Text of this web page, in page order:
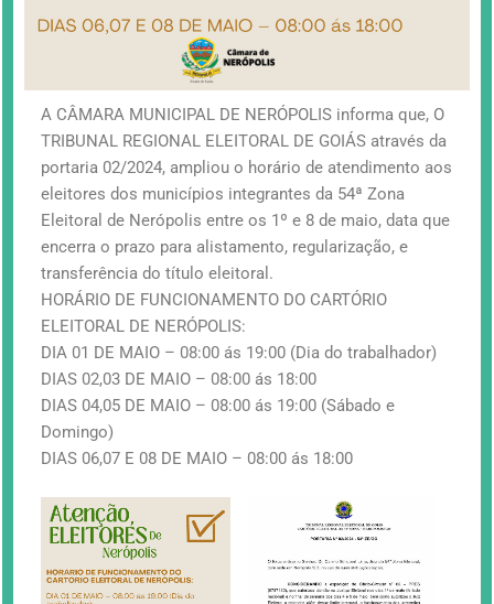
A CÂMARA MUNICIPAL DE NERÓPOLIS informa que, O
TRIBUNAL REGIONAL ELEITORAL DE GOIÁS através da
portaria 02/2024, ampliou o horário de atendimento aos
eleitores dos municípios integrantes da 54ª Zona
Eleitoral de Nerópolis entre os 1º e 8 de maio, data que
encerra o prazo para alistamento, regularização, e
transferência do título eleitoral.
HORÁRIO DE FUNCIONAMENTO DO CARTÓRIO
ELEITORAL DE NERÓPOLIS:
DIA 01 DE MAIO – 08:00 ás 19:00 (Dia do trabalhador)
DIAS 02,03 DE MAIO – 08:00 ás 18:00
DIAS 04,05 DE MAIO – 08:00 ás 19:00 (Sábado e
Domingo)
DIAS 06,07 E 08 DE MAIO – 08:00 ás 18:00